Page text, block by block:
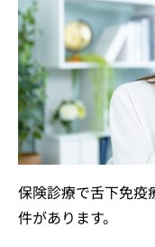
保険診療で舌下免疫
件があります。